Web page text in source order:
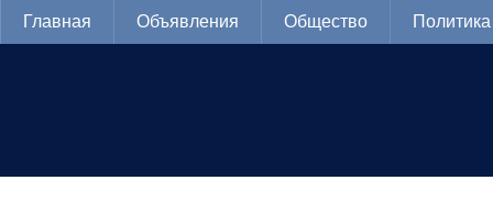
Главная Объявления Общество Политика